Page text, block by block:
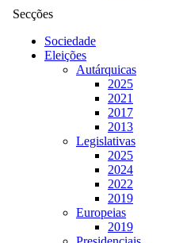
Secções
Sociedade
Eleições
Autárquicas
2025
2021
2017
2013
Legislativas
2025
2024
2022
2019
Europeias
2019